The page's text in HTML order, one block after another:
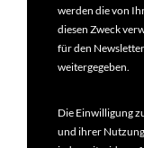
werden die von
diesen Zweck
für den
weitergegeben.
Die Einwilligung
und ihrer